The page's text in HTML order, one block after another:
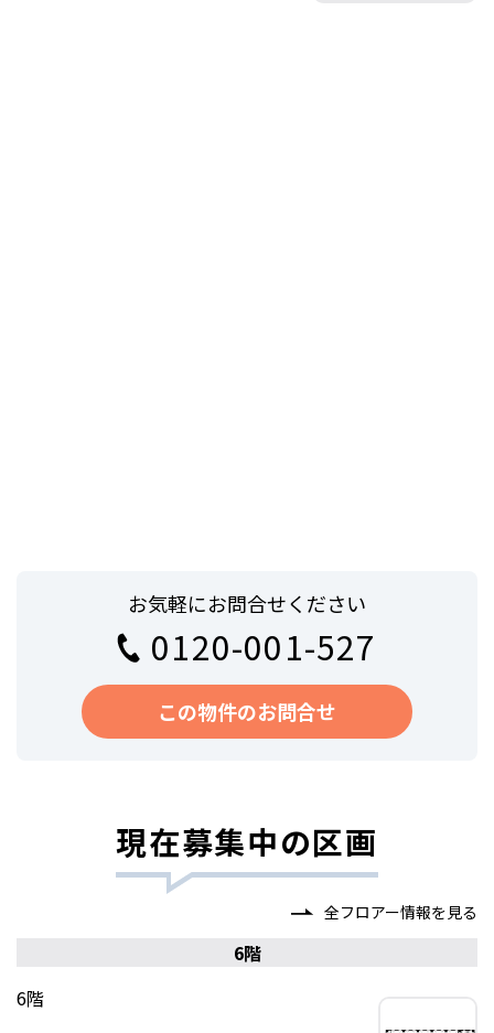
お気軽にお問合せください
0120-001-527
この物件のお問合せ
現在募集中の区画
全フロアー情報を見る
6階
6階